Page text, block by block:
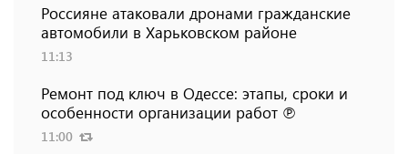
Россияне атаковали дронами гражданские
автомобили в Харьковском районе
11:13
Ремонт под ключ в Одессе: этапы, сроки и
особенности организации работ ℗
11:00